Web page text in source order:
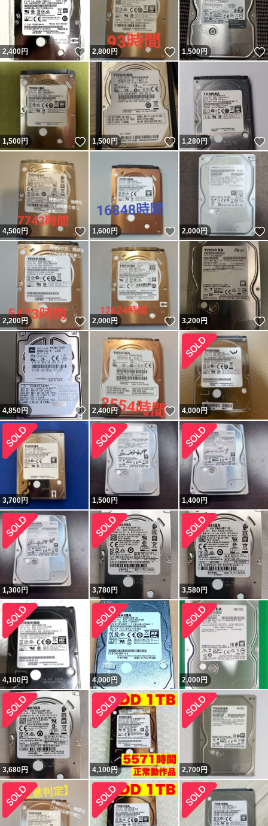
2,400円 いいね！
2,800円 いいね！
1,500円
1,500円 いいね！
1,500円 いいね！
1,280円
4,500円 いいね！
1,600円 いいね！
2,000円
2,200円 いいね！
2,000円 いいね！
3,200円
4,850円 いいね！
2,400円 いいね！
4,000円
3,700円 1,500円 1,400円
1,300円 3,780円 3,580円
4,100円 4,000円 2,000円
3,680円 4,100円 2,700円